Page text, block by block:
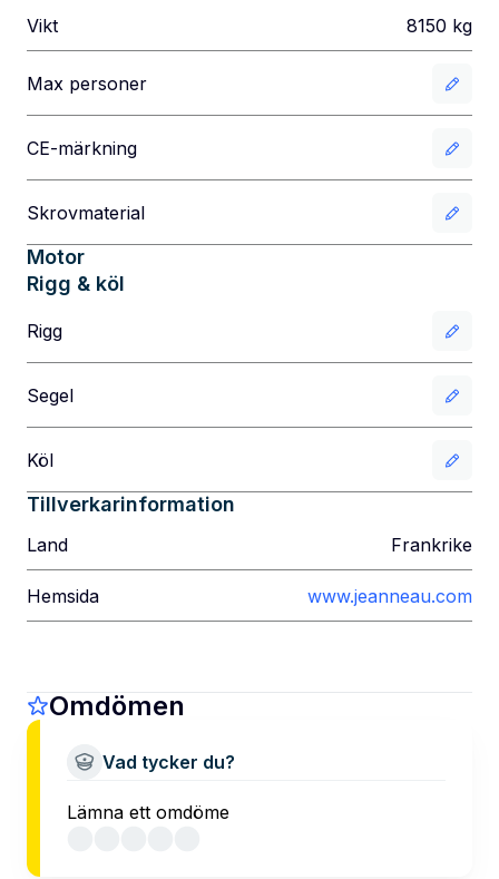
Vikt 8150 kg
Max personer
CE-märkning
Skrovmaterial
Motor
Rigg & köl
Rigg
Segel
Köl
Tillverkarinformation
Land Frankrike
Hemsida www.jeanneau.com
Omdömen
Vad tycker du?
Lämna ett omdöme